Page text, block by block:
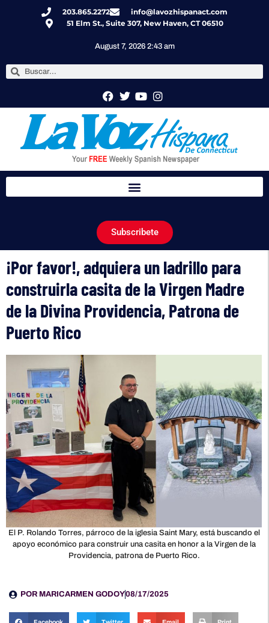
203.865.2272
info@lavozhispanact.com
51 Elm St., Suite 307, New Haven, CT 06510
August 7, 2026 2:43 am
Subscribete
¡Por favor!, adquiera un ladrillo para
construirla casita de la Virgen Madre
de la Divina Providencia, Patrona de
Puerto Rico
El P. Rolando Torres, párroco de la iglesia Saint Mary, está buscando el
apoyo económico para construir una casita en honor a la Virgen de la
Providencia, patrona de Puerto Rico.
POR MARICARMEN GODOY08/17/2025